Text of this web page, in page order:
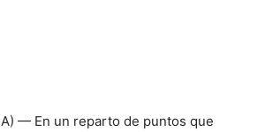
— En un reparto de puntos que